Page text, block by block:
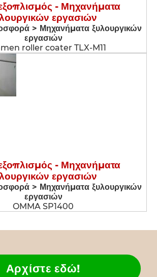
- Μηχανήματα
εργασιών
> Μηχανήματα ξυλουργικών
εργασιών
roller coater TLX-M11
- Μηχανήματα
εργασιών
> Μηχανήματα ξυλουργικών
εργασιών
OMMA SP1400
Αρχίστε εδώ!